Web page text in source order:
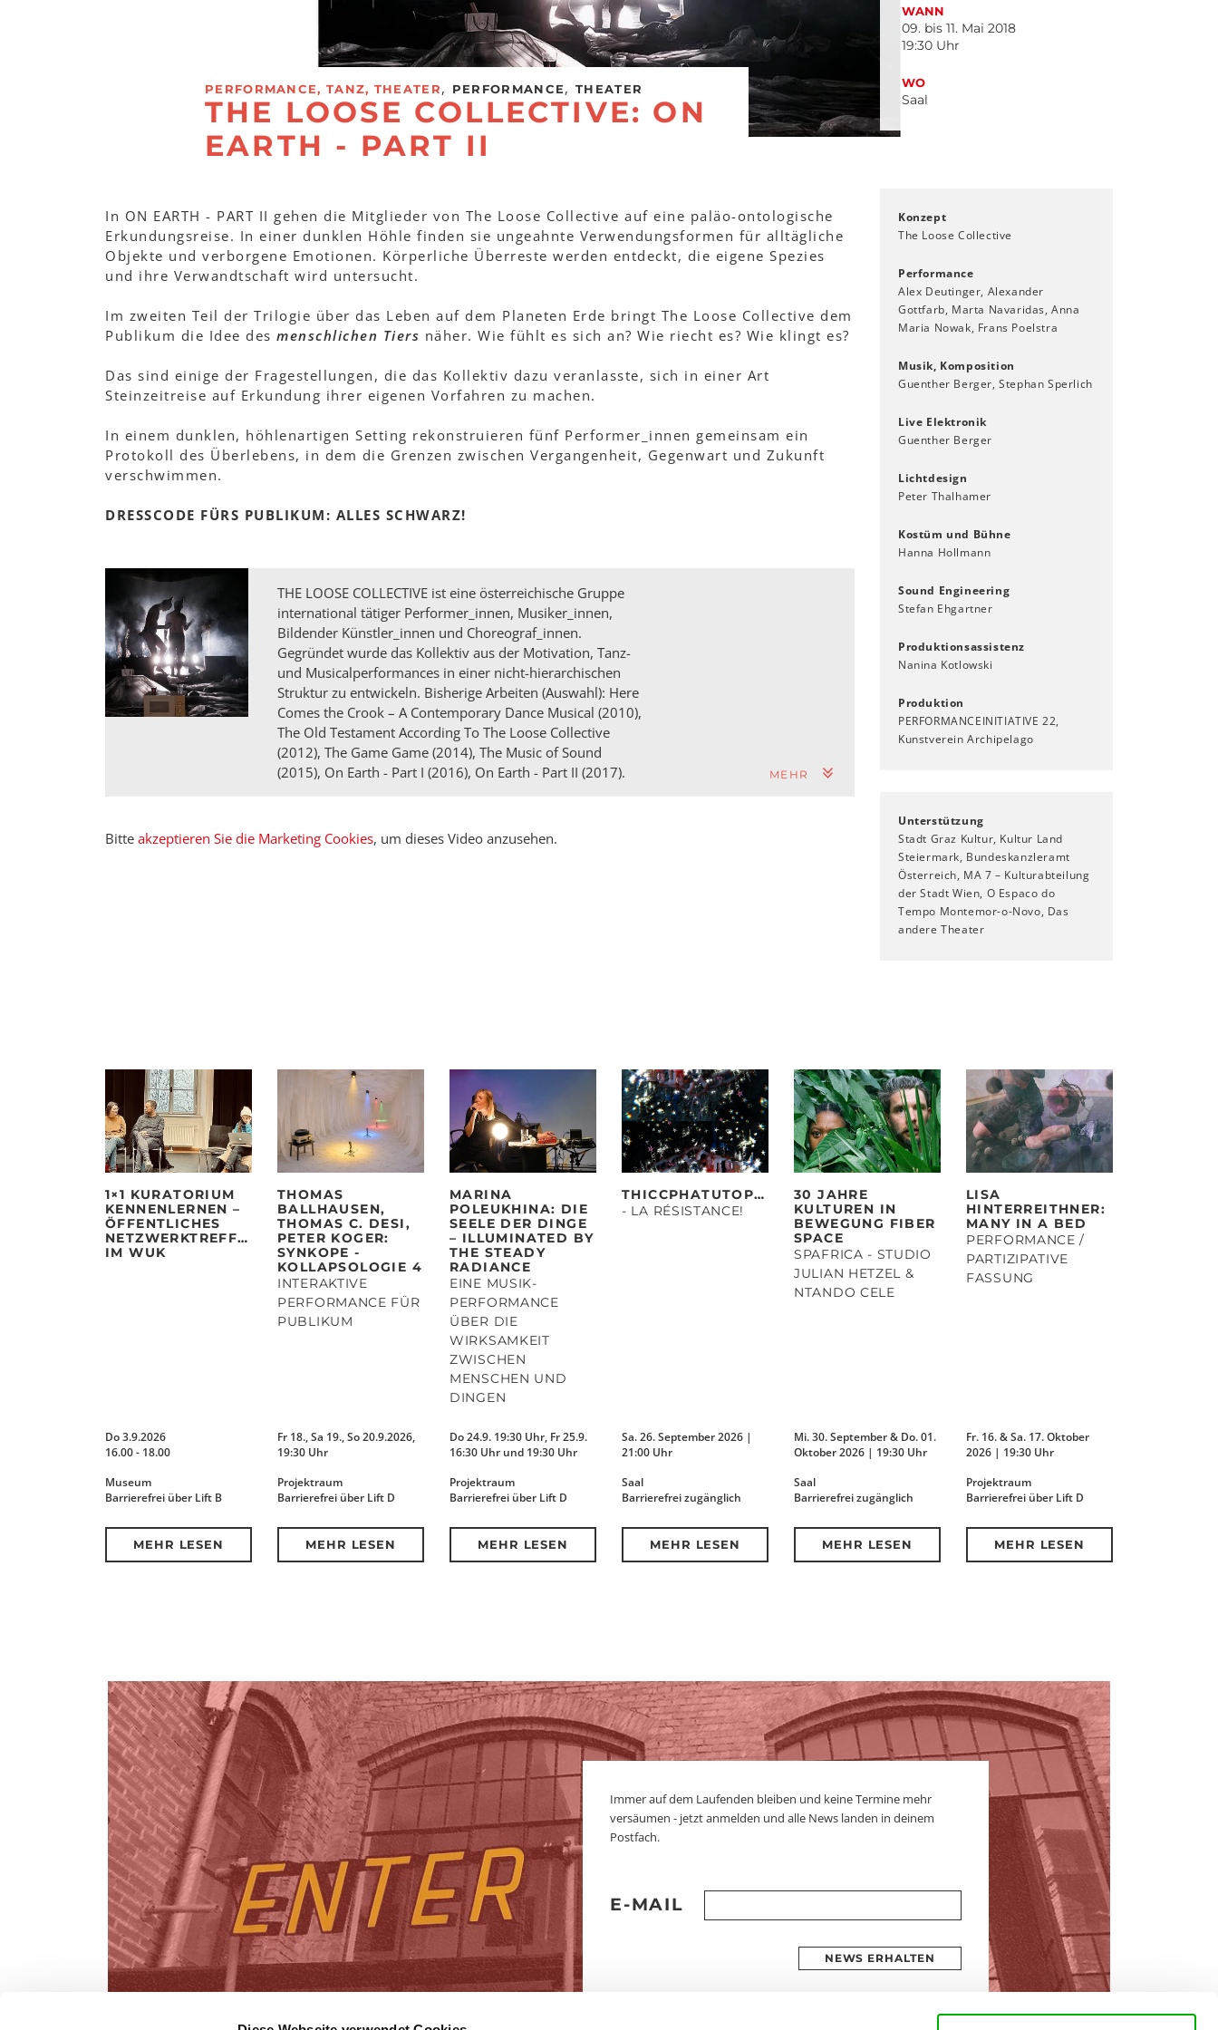
WANN
09. bis 11. Mai 2018
19:30 Uhr
WO
Saal
PERFORMANCE, TANZ, THEATER, PERFORMANCE,THEATER
THE LOOSE COLLECTIVE: ON
EARTH - PART II
In ON EARTH - PART II gehen die Mitglieder von The Loose Collective auf eine paläo-ontologische
Erkundungsreise. In einer dunklen Höhle finden sie ungeahnte Verwendungsformen für alltägliche
Objekte und verborgene Emotionen. Körperliche Überreste werden entdeckt, die eigene Spezies
und ihre Verwandtschaft wird untersucht.
Im zweiten Teil der Trilogie über das Leben auf dem Planeten Erde bringt The Loose Collective dem
Publikum die Idee des menschlichen Tiers näher. Wie fühlt es sich an? Wie riecht es? Wie klingt es?
Das sind einige der Fragestellungen, die das Kollektiv dazu veranlasste, sich in einer Art
Steinzeitreise auf Erkundung ihrer eigenen Vorfahren zu machen.
In einem dunklen, höhlenartigen Setting rekonstruieren fünf Performer_innen gemeinsam ein
Protokoll des Überlebens, in dem die Grenzen zwischen Vergangenheit, Gegenwart und Zukunft
verschwimmen.
DRESSCODE FÜRS PUBLIKUM: ALLES SCHWARZ!
THE LOOSE COLLECTIVE ist eine österreichische Gruppe
international tätiger Performer_innen, Musiker_innen,
Bildender Künstler_innen und Choreograf_innen.
Gegründet wurde das Kollektiv aus der Motivation, Tanz-
und Musicalperformances in einer nicht-hierarchischen
Struktur zu entwickeln. Bisherige Arbeiten (Auswahl): Here
Comes the Crook – A Contemporary Dance Musical (2010),
The Old Testament According To The Loose Collective
(2012), The Game Game (2014), The Music of Sound
(2015), On Earth - Part I (2016), On Earth - Part II (2017).
MEHR
Bitte akzeptieren Sie die Marketing Cookies, um dieses Video anzusehen.
Konzept
The Loose Collective
Performance
Alex Deutinger, Alexander
Gottfarb, Marta Navaridas, Anna
Maria Nowak, Frans Poelstra
Musik, Komposition
Guenther Berger, Stephan Sperlich
Live Elektronik
Guenther Berger
Lichtdesign
Peter Thalhamer
Kostüm und Bühne
Hanna Hollmann
Sound Engineering
Stefan Ehgartner
Produktionsassistenz
Nanina Kotlowski
Produktion
PERFORMANCEINITIATIVE 22,
Kunstverein Archipelago
Unterstützung
Stadt Graz Kultur, Kultur Land
Steiermark, Bundeskanzleramt
Österreich, MA 7 – Kulturabteilung
der Stadt Wien, O Espaco do
Tempo Montemor-o-Novo, Das
andere Theater
1×1 KURATORIUM
KENNENLERNEN –
ÖFFENTLICHES
NETZWERKTREFFEN
IM WUK
Do 3.9.2026
16.00 - 18.00
Museum
Barrierefrei über Lift B
MEHR LESEN
THOMAS
BALLHAUSEN,
THOMAS C. DESI,
PETER KOGER:
SYNKOPE -
KOLLAPSOLOGIE 4
INTERAKTIVE
PERFORMANCE FÜR
PUBLIKUM
Fr 18., Sa 19., So 20.9.2026,
19:30 Uhr
Projektraum
Barrierefrei über Lift D
MEHR LESEN
MARINA
POLEUKHINA: DIE
SEELE DER DINGE
– ILLUMINATED BY
THE STEADY
RADIANCE
EINE MUSIK-
PERFORMANCE
ÜBER DIE
WIRKSAMKEIT
ZWISCHEN
MENSCHEN UND
DINGEN
Do 24.9. 19:30 Uhr, Fr 25.9.
16:30 Uhr und 19:30 Uhr
Projektraum
Barrierefrei über Lift D
MEHR LESEN
THICCPHATUTOPIAS
- LA RÉSISTANCE!
Sa. 26. September 2026 |
21:00 Uhr
Saal
Barrierefrei zugänglich
MEHR LESEN
30 JAHRE
KULTUREN IN
BEWEGUNG FIBER
SPACE
SPAFRICA - STUDIO
JULIAN HETZEL &
NTANDO CELE
Mi. 30. September & Do. 01.
Oktober 2026 | 19:30 Uhr
Saal
Barrierefrei zugänglich
MEHR LESEN
LISA
HINTERREITHNER:
MANY IN A BED
PERFORMANCE /
PARTIZIPATIVE
FASSUNG
Fr. 16. & Sa. 17. Oktober
2026 | 19:30 Uhr
Projektraum
Barrierefrei über Lift D
MEHR LESEN
Immer auf dem Laufenden bleiben und keine Termine mehr
versäumen - jetzt anmelden und alle News landen in deinem
Postfach.
E-MAIL
NEWS ERHALTEN